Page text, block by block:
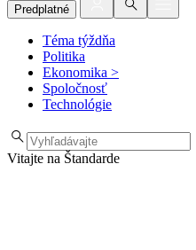
Predplatné
Téma týždňa
Politika
Ekonomika >
Spoločnosť
Technológie
Vitajte na Štandarde